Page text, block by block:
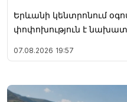
Երևանի կենտրոնում
փոփոխություն է
07.08.2026 19:57